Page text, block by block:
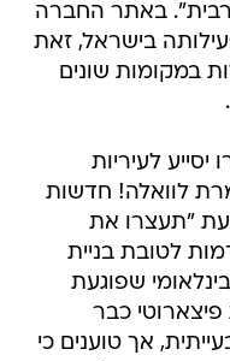
באתר החברה
בישראל, זאת
במקומות שונים
לעיריות
לוואלה! חדשות
"תעצרו את
לטובת בניית
שפוגעת
כבר
אך טוענים כי